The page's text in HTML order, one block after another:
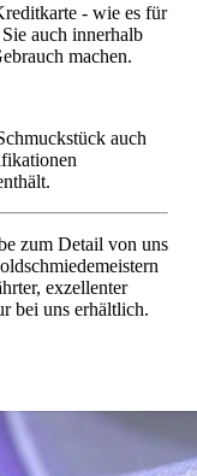
- wie es für
auch innerhalb
machen.
auch
zum Detail von uns
exzellenter
bei uns erhältlich.
Brillanten